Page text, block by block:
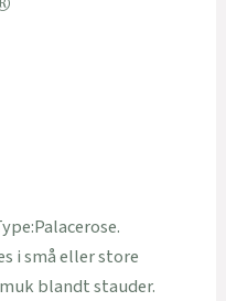
i små eller store
blandt stauder.